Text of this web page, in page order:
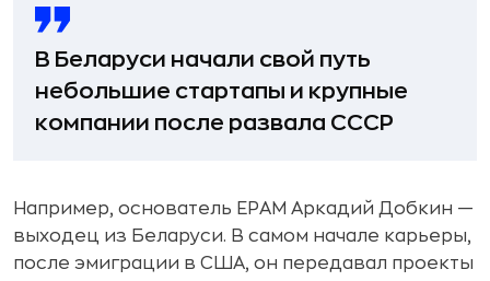
В Беларуси начали свой путь
небольшие стартапы и крупные
компании после развала СССР
Например, основатель EPAM Аркадий Добкин —
выходец из Беларуси. В самом начале карьеры,
после эмиграции в США, он передавал проекты